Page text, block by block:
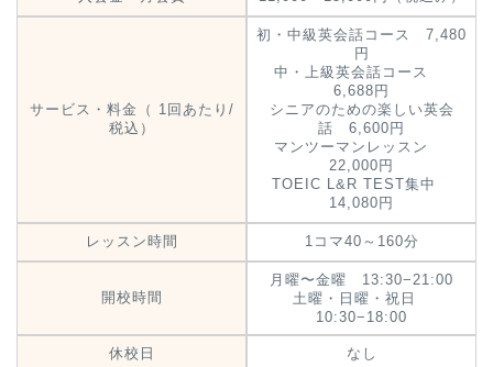
サービス・料金（ 1回あたり/
税込）
初・中級英会話コース 7,480
円
中・上級英会話コース
6,688円
シニアのための楽しい英会
話 6,600円
マンツーマンレッスン
22,000円
TOEIC L&R TEST集中
14,080円
レッスン時間 1コマ40～160分
開校時間
月曜〜金曜 13:30−21:00
土曜・日曜・祝日
10:30−18:00
休校日 なし